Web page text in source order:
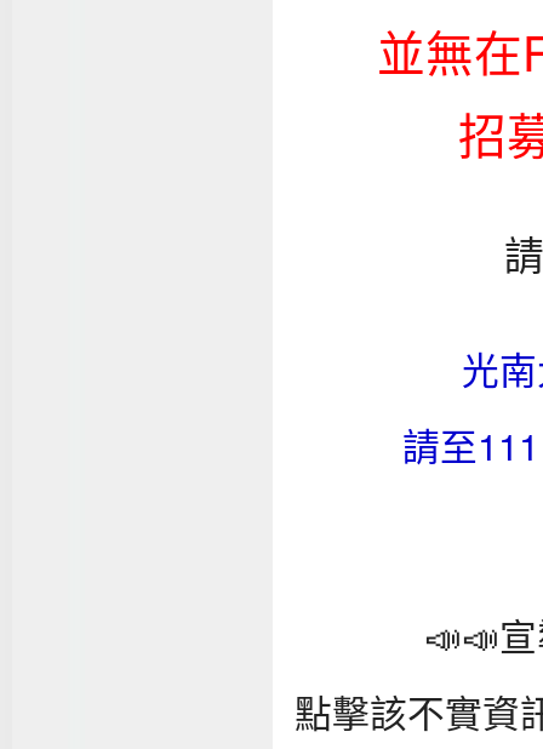
並無在
招
光
請至
📣📣
點擊該不實資